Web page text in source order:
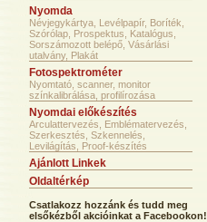
Nyomda
Névjegykártya, Levélpapír, Boríték,
Szórólap, Prospektus, Katalógus,
Sorszámozott belépő, Vásárlási
utalvány, Plakát
Fotospektrométer
Nyomtató, scanner, monitor
színkalibrálása, profilírozása
Nyomdai előkészítés
Arculattervezés, Emblématervezés,
Szerkesztés, Szkennelés,
Levilágítás, Proof-készítés
Ajánlott Linkek
Oldaltérkép
Csatlakozz hozzánk és tudd meg
elsőkézből akcióinkat a Facebookon!